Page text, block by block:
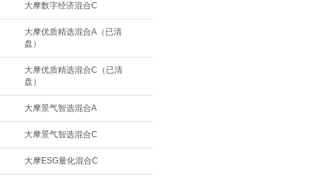
大摩数字经济混合C
大摩优质精选混合A（已清
盘）
大摩优质精选混合C（已清
盘）
大摩景气智选混合A
大摩景气智选混合C
大摩ESG量化混合C